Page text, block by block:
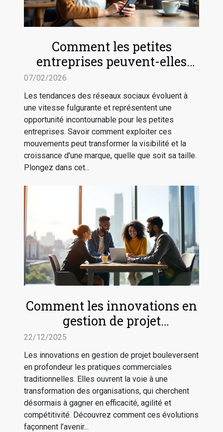
Comment les petites
entreprises peuvent-elles
tirer profit des tendances des
réseaux sociaux ?
07/02/2026
Les tendances des réseaux sociaux évoluent à
une vitesse fulgurante et représentent une
opportunité incontournable pour les petites
entreprises. Savoir comment exploiter ces
mouvements peut transformer la visibilité et la
croissance d'une marque, quelle que soit sa taille.
Plongez dans cet...
Comment les innovations en
gestion de projet
transforment-elles les
pratiques commerciales ?
22/12/2025
Les innovations en gestion de projet bouleversent
en profondeur les pratiques commerciales
traditionnelles. Elles ouvrent la voie à une
transformation des organisations, qui cherchent
désormais à gagner en efficacité, agilité et
compétitivité. Découvrez comment ces évolutions
façonnent l’avenir...